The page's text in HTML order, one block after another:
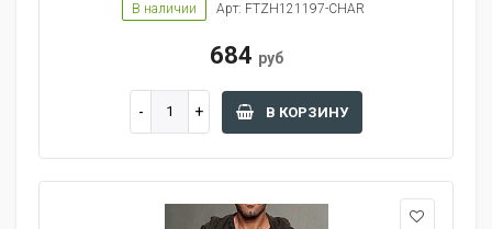
В наличии Арт: FTZH121197-CHAR
684 руб
В КОРЗИНУ